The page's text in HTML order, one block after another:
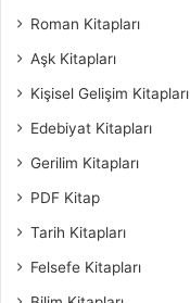
Roman Kitapları
Aşk Kitapları
Kişisel Gelişim Kitapları
Edebiyat Kitapları
Gerilim Kitapları
PDF Kitap
Tarih Kitapları
Felsefe Kitapları